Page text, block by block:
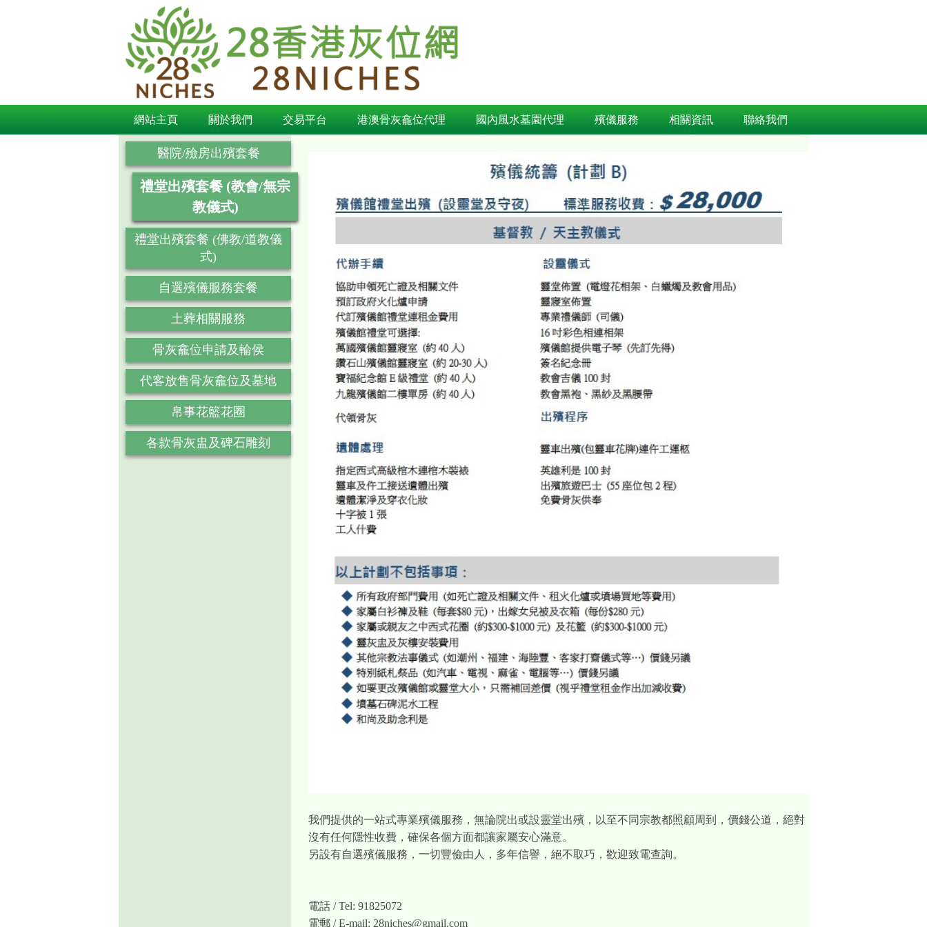
網站主頁 關於我們 交易平台 港澳骨灰龕位代理 國內風水墓園代理 殯儀服務 相關資訊 聯絡我們
醫院/殮房出殯套餐
禮堂出殯套餐 (教會/無宗
教儀式)
禮堂出殯套餐 (佛教/道教儀
式)
自選殯儀服務套餐
土葬相關服務
骨灰龕位申請及輪侯
代客放售骨灰龕位及墓地
帛事花籃花圈
各款骨灰盅及碑石雕刻
我們提供的一站式專業殯儀服務，無論院出或設靈堂出殯，以至不同宗教都照顧周到，價錢公道，絕對
沒有任何隱性收費，確保各個方面都讓家屬安心滿意。
另設有自選殯儀服務，一切豐儉由人，多年信譽，絕不取巧，歡迎致電查詢。
電話 / Tel: 91825072
電郵 / E-mail: 28niches@gmail.com